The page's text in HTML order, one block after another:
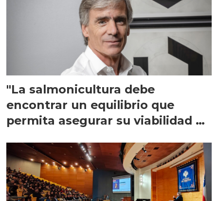
"La salmonicultura debe
encontrar un equilibrio que
permita asegurar su viabilidad de